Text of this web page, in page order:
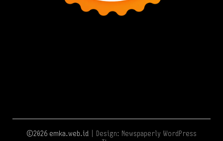
©2026 emka.web.id | Design: Newspaperly WordPress